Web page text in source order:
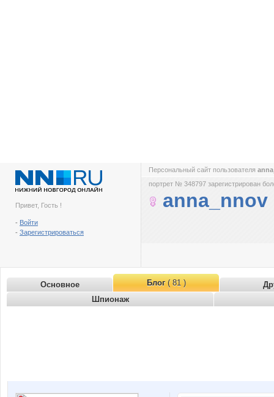
Привет, Гость !
- Войти
- Зарегистрироваться
Персональный сайт пользователя
портрет № 348797 зарегистрирован
anna_nnov
Основное Блог( 81 )
Шпионаж